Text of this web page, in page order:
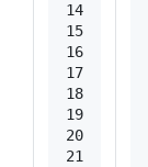
14
15
16
17
18
19
20
21